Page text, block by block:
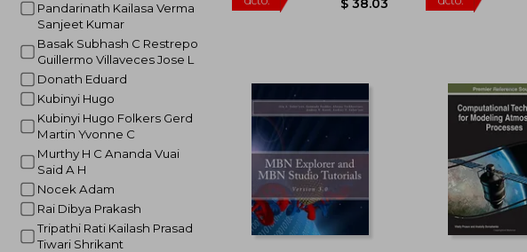
Pandarinath Kailasa Verma
Sanjeet Kumar
Basak Subhash C Restrepo
Guillermo Villaveces Jose L
Donath Eduard
Kubinyi Hugo
Kubinyi Hugo Folkers Gerd
Martin Yvonne C
Murthy H C Ananda Vuai
Said A H
Nocek Adam
Rai Dibya Prakash
Tripathi Rati Kailash Prasad
Tiwari Shrikant